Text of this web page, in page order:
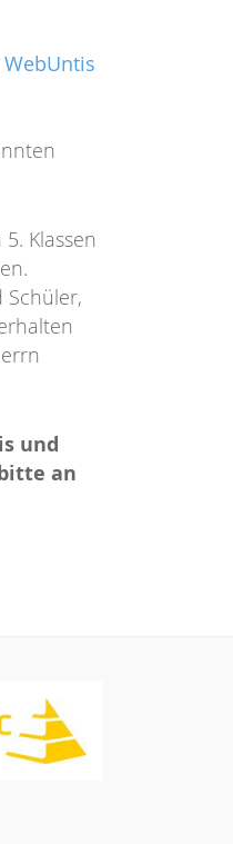
WebUntis
Klassen
Schüler,
und
an